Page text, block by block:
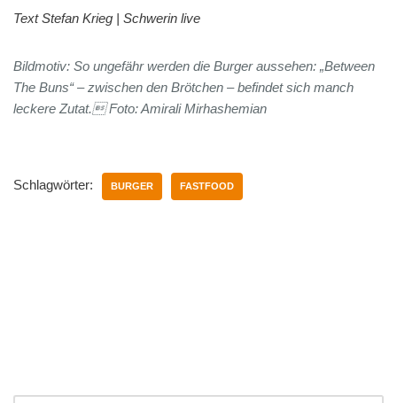
Text Stefan Krieg | Schwerin live
Bildmotiv: So ungefähr werden die Burger aussehen: „Between
The Buns“ – zwischen den Brötchen – befindet sich manch
leckere Zutat. Foto: Amirali Mirhashemian
Schlagwörter: BURGER FASTFOOD